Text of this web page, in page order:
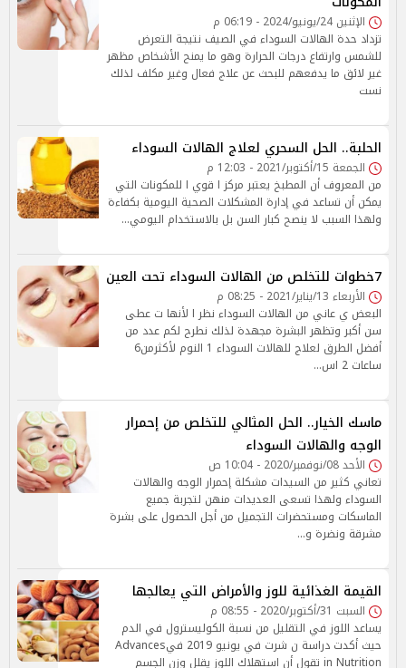
الإثنين 24/يونيو/2024 - 06:19 م
تزداد حدة الهالات السوداء في الصيف نتيجة التعرض
للشمس وارتفاع درجات الحرارة وهو ما يمنح الأشخاص مظهر
غير لائق ما يدفعهم للبحث عن علاج فعال وغير مكلف لذلك
نست
الحلبة.. الحل السحري لعلاج الهالات السوداء
الجمعة 15/أكتوبر/2021 - 12:03 م
من المعروف أن المطبخ يعتبر مركز ا قوي ا للمكونات التي
يمكن أن تساعد في إدارة المشكلات الصحية اليومية بكفاءة
ولهذا السبب لا ينصح كبار السن بل بالاستخدام اليومي…
7خطوات للتخلص من الهالات السوداء تحت العين
الأربعاء 13/يناير/2021 - 08:25 م
البعض ي عاني من الهالات السوداء نظر ا لأنها ت عطى
سن أكبر وتظهر البشرة مجهدة لذلك نطرح لكم عدد من
أفضل الطرق لعلاج للهالات السوداء 1 النوم لأكثرمن6
ساعات 2 اس…
ماسك الخيار.. الحل المثالي للتخلص من إحمرار
الوجه والهالات السوداء
الأحد 08/نوفمبر/2020 - 10:04 ص
تعاني كثير من السيدات مشكلة إحمرار الوجه والهالات
السوداء ولهذا تسعى العديدات منهن لتجربة جميع
الماسكات ومستحضرات التجميل من أجل الحصول على بشرة
مشرقة ونضرة و…
القيمة الغذائية للوز والأمراض التي يعالجها
السبت 31/أكتوبر/2020 - 08:55 م
يساعد اللوز في التقليل من نسبة الكوليسترول في الدم
حيث أكدت دراسة ن شرت في يونيو 2019 فيAdvances
in Nutrition تقول أن استهلاك اللوز يقلل وزن الجسم